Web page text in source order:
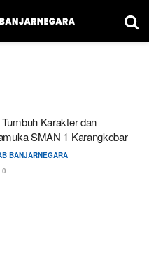
Karakter dan
SMAN 1 Karangkobar
BANJARNEGARA
0